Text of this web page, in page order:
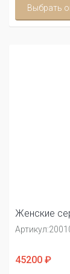
Выбрать
Женские
Артикул:
45200 ₽